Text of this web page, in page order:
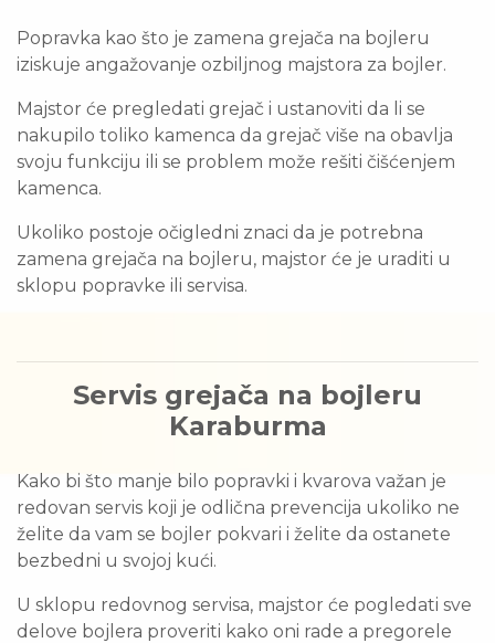
Popravka kao što je zamena grejača na bojleru
iziskuje angažovanje ozbiljnog majstora za bojler.
Majstor će pregledati grejač i ustanoviti da li se
nakupilo toliko kamenca da grejač više na obavlja
svoju funkciju ili se problem može rešiti čišćenjem
kamenca.
Ukoliko postoje očigledni znaci da je potrebna
zamena grejača na bojleru, majstor će je uraditi u
sklopu popravke ili servisa.
Servis grejača na bojleru
Karaburma
Kako bi što manje bilo popravki i kvarova važan je
redovan servis koji je odlična prevencija ukoliko ne
želite da vam se bojler pokvari i želite da ostanete
bezbedni u svojoj kući.
U sklopu redovnog servisa, majstor će pogledati sve
delove bojlera proveriti kako oni rade a pregorele